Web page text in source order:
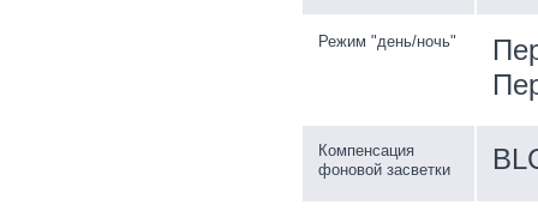
Режим "день/ночь"
Компенсация
фоновой засветки